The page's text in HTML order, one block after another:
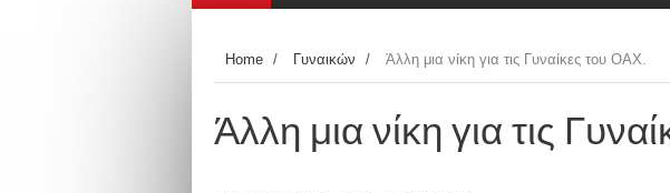
Home / Γυναικών / Άλλη μια νίκη για τις Γυναίκες του ΟΑΧ.
Άλλη μια νίκη για τις